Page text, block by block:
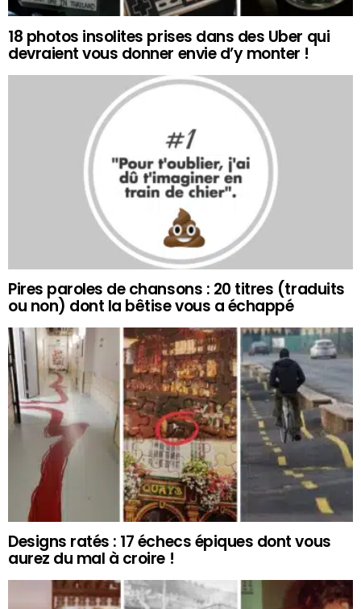
18 photos insolites prises dans des Uber qui
devraient vous donner envie d’y monter !
Pires paroles de chansons : 20 titres (traduits
ou non) dont la bêtise vous a échappé
Designs ratés : 17 échecs épiques dont vous
aurez du mal à croire !